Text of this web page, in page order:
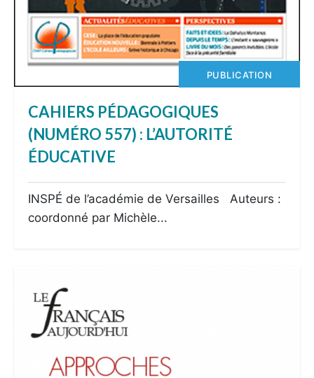
PUBLICATION
CAHIERS PÉDAGOGIQUES
(NUMÉRO 557) : L’AUTORITÉ
ÉDUCATIVE
INSPÉ de l’académie de Versailles Auteurs :
coordonné par Michèle...